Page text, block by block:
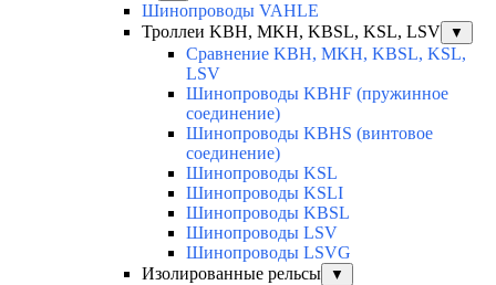
Шинопроводы VAHLE
Троллеи KBH, MKH, KBSL, KSL, LSV
▼
Сравнение KBH, MKH, KBSL, KSL,
LSV
Шинопроводы KBHF (пружинное
соединение)
Шинопроводы KBHS (винтовое
соединение)
Шинопроводы KSL
Шинопроводы KSLI
Шинопроводы KBSL
Шинопроводы LSV
Шинопроводы LSVG
Изолированные рельсы
▼